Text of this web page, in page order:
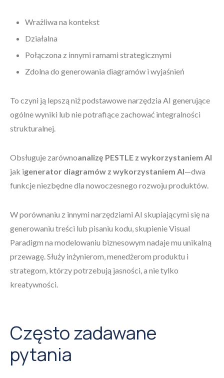
Wrażliwa na kontekst
Działalna
Połączona z innymi ramami strategicznymi
Zdolna do generowania diagramów i wyjaśnień
To czyni ją lepszą niż podstawowe narzędzia AI generujące
ogólne wyniki lub nie potrafiące zachować integralności
strukturalnej.
Obsługuje zarównoanalizę PESTLE z wykorzystaniem AI
jak igenerator diagramów z wykorzystaniem AI—dwa
funkcje niezbędne dla nowoczesnego rozwoju produktów.
W porównaniu z innymi narzędziami AI skupiającymi się na
generowaniu treści lub pisaniu kodu, skupienie Visual
Paradigm na modelowaniu biznesowym nadaje mu unikalną
przewagę. Służy inżynierom, menedżerom produktu i
strategom, którzy potrzebują jasności, a nie tylko
kreatywności.
Często zadawane
pytania